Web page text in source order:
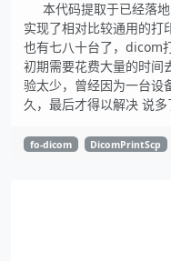
本代码提取于已经落
实现了相对比较通用的打
也有七八十台了，dicom
初期需要花费大量的时间
验太少，曾经因为一台设
久，最后才得以解决 说多
fo-dicom DicomPrintScp